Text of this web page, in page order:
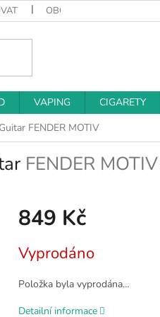
OBCHODNÍ PODMÍNKY
VAPING CIGARETY
FENDER MOTIV
FENDER MOTIV
849 Kč
cena:
Vyprodáno
Položka byla vyprodána…
Detailní informace